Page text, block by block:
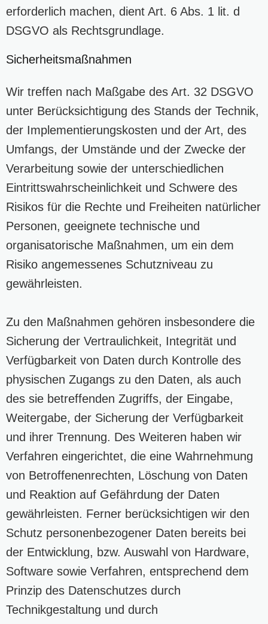
erforderlich machen, dient Art. 6 Abs. 1 lit. d
DSGVO als Rechtsgrundlage.
Sicherheitsmaßnahmen
Wir treffen nach Maßgabe des Art. 32 DSGVO
unter Berücksichtigung des Stands der Technik,
der Implementierungskosten und der Art, des
Umfangs, der Umstände und der Zwecke der
Verarbeitung sowie der unterschiedlichen
Eintrittswahrscheinlichkeit und Schwere des
Risikos für die Rechte und Freiheiten natürlicher
Personen, geeignete technische und
organisatorische Maßnahmen, um ein dem
Risiko angemessenes Schutzniveau zu
gewährleisten.
Zu den Maßnahmen gehören insbesondere die
Sicherung der Vertraulichkeit, Integrität und
Verfügbarkeit von Daten durch Kontrolle des
physischen Zugangs zu den Daten, als auch
des sie betreffenden Zugriffs, der Eingabe,
Weitergabe, der Sicherung der Verfügbarkeit
und ihrer Trennung. Des Weiteren haben wir
Verfahren eingerichtet, die eine Wahrnehmung
von Betroffenenrechten, Löschung von Daten
und Reaktion auf Gefährdung der Daten
gewährleisten. Ferner berücksichtigen wir den
Schutz personenbezogener Daten bereits bei
der Entwicklung, bzw. Auswahl von Hardware,
Software sowie Verfahren, entsprechend dem
Prinzip des Datenschutzes durch
Technikgestaltung und durch